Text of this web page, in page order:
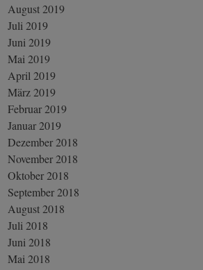
August 2019
Juli 2019
Juni 2019
Mai 2019
April 2019
März 2019
Februar 2019
Januar 2019
Dezember 2018
November 2018
Oktober 2018
September 2018
August 2018
Juli 2018
Juni 2018
Mai 2018